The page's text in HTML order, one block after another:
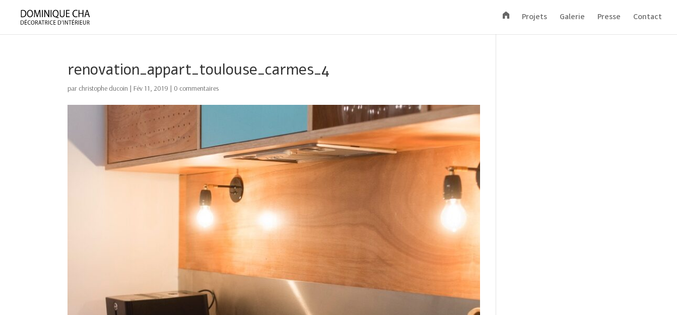
A
c
u
Projets Galerie Presse Contact
renovation_appart_toulouse_carmes_4
par christophe ducoin | Fév 11, 2019 | 0 commentaires